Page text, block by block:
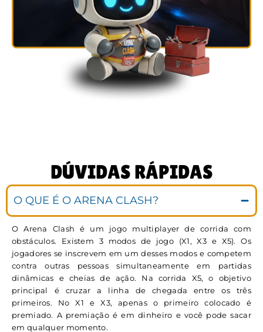
DÚVIDAS RÁPIDAS
O QUE É O ARENA CLASH?
O Arena Clash é um jogo multiplayer de corrida com
obstáculos. Existem 3 modos de jogo (X1, X3 e X5). Os
jogadores se inscrevem em um desses modos e competem
contra outras pessoas simultaneamente em partidas
dinâmicas e cheias de ação. Na corrida X5, o objetivo
principal é cruzar a linha de chegada entre os três
primeiros. No X1 e X3, apenas o primeiro colocado é
premiado. A premiação é em dinheiro e você pode sacar
em qualquer momento.